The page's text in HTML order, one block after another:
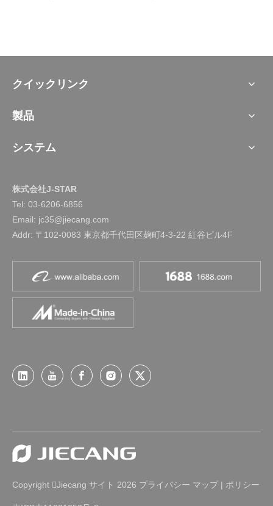
クイックリンク
製品
システム
株式会社J-STAR
Tel: 03-6206-6856
Email: jc35@jiecang.com
Addr: 〒102-0083 東京都千代田区麹町4-3-22 紅谷ビル4F
Copyright Jiecang サイト 2026 プライバシー マップ| ポリシー